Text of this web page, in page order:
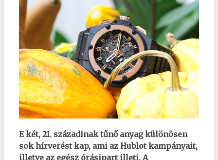
E két, 21. századinak tűnő anyag különösen
sok hírverést kap, ami az Hublot kampányait,
illetve az egész órásipart illeti. A